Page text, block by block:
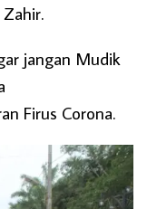
jangan Mudik
Firus Corona.